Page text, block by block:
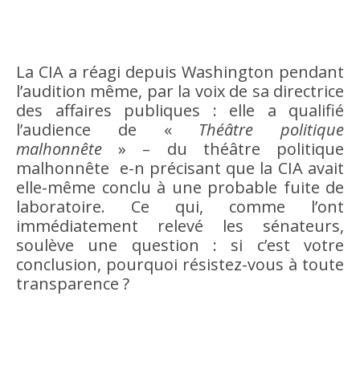
La CIA a réagi depuis Washington pendant
l’audition même, par la voix de sa directrice
des affaires publiques : elle a qualifié
l’audience de « Théâtre politique
malhonnête » – du théâtre politique
malhonnête e-n précisant que la CIA avait
elle-même conclu à une probable fuite de
laboratoire. Ce qui, comme l’ont
immédiatement relevé les sénateurs,
soulève une question : si c’est votre
conclusion, pourquoi résistez-vous à toute
transparence ?